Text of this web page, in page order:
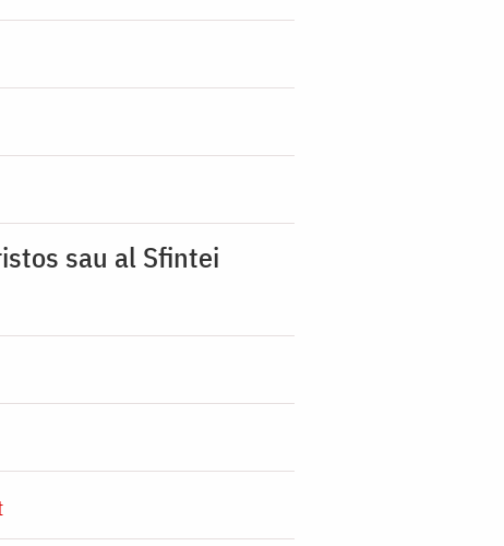
sau al Sfintei